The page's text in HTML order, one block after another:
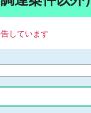
しています